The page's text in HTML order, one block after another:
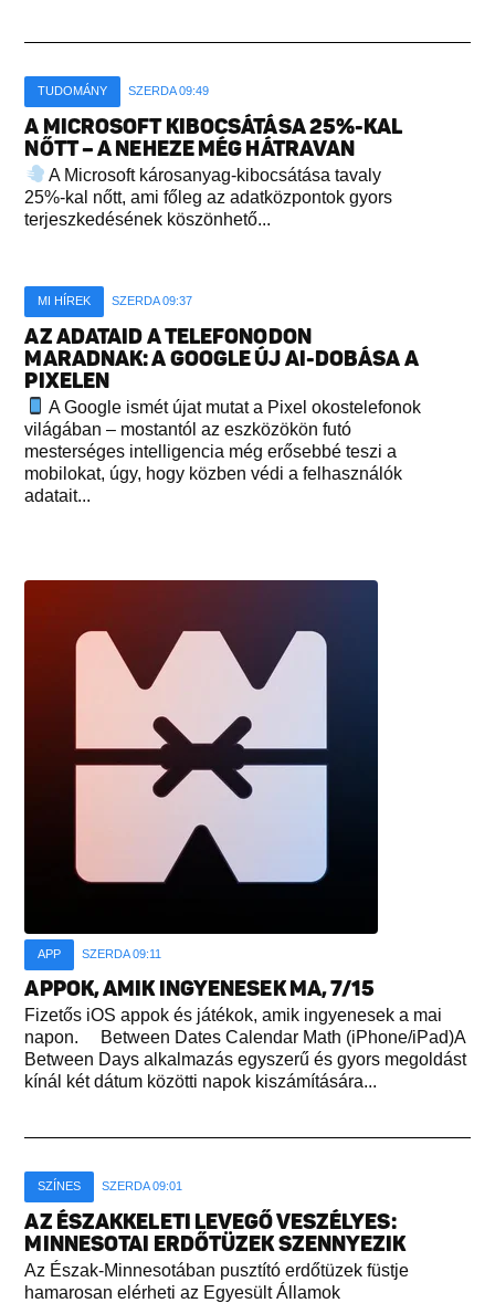
TUDOMÁNY SZERDA 09:49
A MICROSOFT KIBOCSÁTÁSA 25%-KAL
NŐTT – A NEHEZE MÉG HÁTRAVAN
A Microsoft károsanyag-kibocsátása tavaly
25%-kal nőtt, ami főleg az adatközpontok gyors
terjeszkedésének köszönhető...
MI HÍREK SZERDA 09:37
AZ ADATAID A TELEFONODON
MARADNAK: A GOOGLE ÚJ AI-DOBÁSA A
PIXELEN
A Google ismét újat mutat a Pixel okostelefonok
világában – mostantól az eszközökön futó
mesterséges intelligencia még erősebbé teszi a
mobilokat, úgy, hogy közben védi a felhasználók
adatait...
APP SZERDA 09:11
APPOK, AMIK INGYENESEK MA, 7/15
Fizetős iOS appok és játékok, amik ingyenesek a mai
napon. Between Dates Calendar Math (iPhone/iPad)A
Between Days alkalmazás egyszerű és gyors megoldást
kínál két dátum közötti napok kiszámítására...
SZÍNES SZERDA 09:01
AZ ÉSZAKKELETI LEVEGŐ VESZÉLYES:
MINNESOTAI ERDŐTÜZEK SZENNYEZIK
Az Észak-Minnesotában pusztító erdőtüzek füstje
hamarosan elérheti az Egyesült Államok